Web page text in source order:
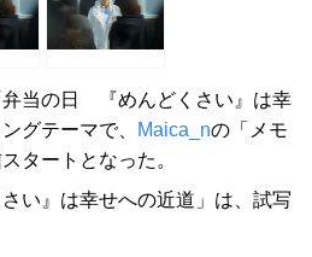
弁当の日 『めんどくさい』は幸
グテーマで、
Maica_nの「メモ
タートとなった。
い』は幸せへの近道」は、試写